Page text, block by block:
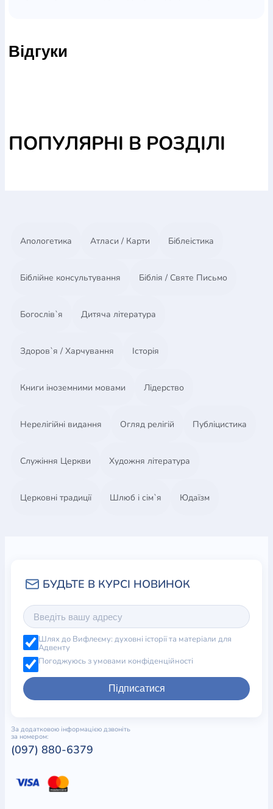
віком від 5 років, вміщує цікаві ілюстрації,
Відгуки
ПОПУЛЯРНІ В РОЗДІЛІ
Апологетика Атласи / Карти Біблеістика
Біблійне консультування Біблія / Святе Письмо
Богослів`я Дитяча література
Здоров`я / Харчування Історія
Книги іноземними мовами Лідерство
Нерелігійні видання Огляд релігій Публіцистика
Служіння Церкви Художня література
Церковні традиції Шлюб і сім`я Юдаїзм
Шлях до Вифлеєму: духовні історії та матеріали для
Адвенту
Погоджуюсь з умовами конфіденційності
Підписатися
За додатковою інформацією дзвоніть
за номером:
(097) 880-6379